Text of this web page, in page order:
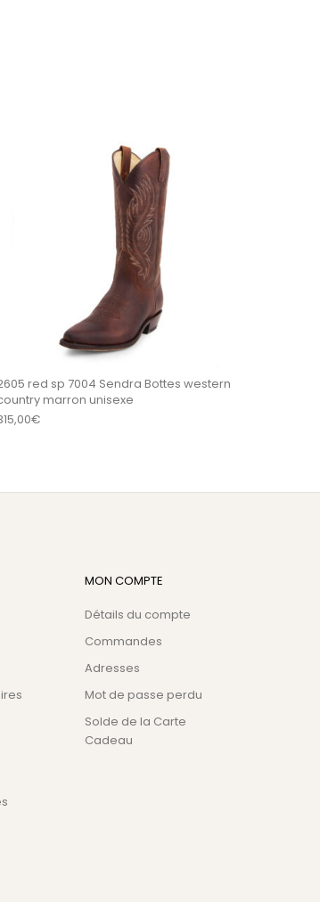
du produit
peuvent être choisies sur la page du
a plusieurs variations. Les options
red sp 7004 Sendra Bottes western
marron unisexe
€
MON COMPTE
Détails du compte
Commandes
Adresses
Mot de passe perdu
Solde de la Carte
Cadeau